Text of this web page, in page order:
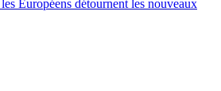
Européens détournent les nouveaux